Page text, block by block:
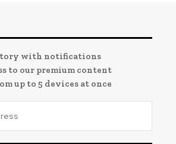
with notifications
to our premium content
up to 5 devices at once